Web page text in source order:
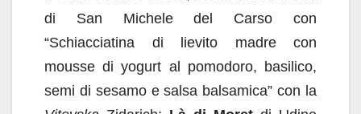
di San Michele del Carso con
“Schiacciatina di lievito madre con
mousse di yogurt al pomodoro, basilico,
semi di sesamo e salsa balsamica” con la